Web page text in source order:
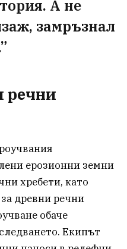
А не
замръзнал
речни
ерозионни земни
хребети, като
древни речни
обаче
Екипът